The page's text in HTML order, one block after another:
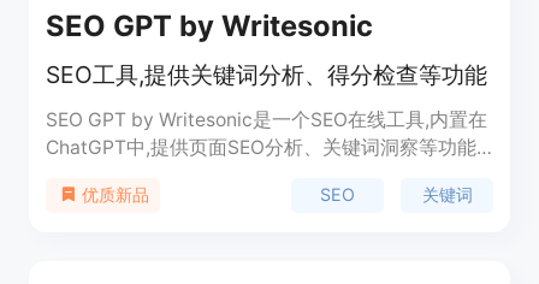
SEO GPT by Writesonic
SEO工具,提供关键词分析、得分检查等功能
SEO GPT by Writesonic是一个SEO在线工具,内置在
ChatGPT中,提供页面SEO分析、关键词洞察等功能,
查、关键词优化建议、competitor分析等。定价免
优质新品 SEO 关键词